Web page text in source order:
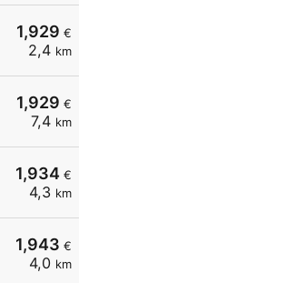
1,929 €
2,4 km
1,929 €
7,4 km
1,934 €
4,3 km
1,943 €
4,0 km